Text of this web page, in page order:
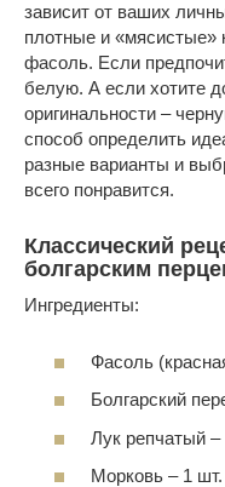
зависит от ваших
плотные и «мясистые»
фасоль. Если
белую. А если хотите
оригинальности –
способ определить
разные варианты и
всего понравится.
Классический
болгарским
Ингредиенты:
Фасоль
Болгарский
Лук репчатый –
Морковь – 1 шт.